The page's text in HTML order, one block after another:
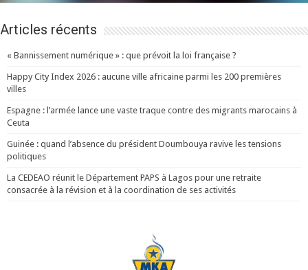
Articles récents
« Bannissement numérique » : que prévoit la loi française ?
Happy City Index 2026 : aucune ville africaine parmi les 200 premières
villes
Espagne : l’armée lance une vaste traque contre des migrants marocains à
Ceuta
Guinée : quand l’absence du président Doumbouya ravive les tensions
politiques
La CEDEAO réunit le Département PAPS à Lagos pour une retraite
consacrée à la révision et à la coordination de ses activités